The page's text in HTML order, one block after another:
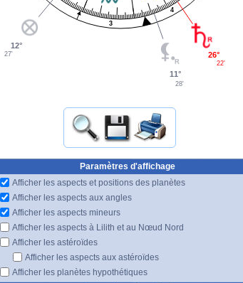
3
4
12°
27'
11°
28'
26°
22'
Paramètres d'affichage
Afficher les aspects et positions des planètes
Afficher les aspects aux angles
Afficher les aspects mineurs
Afficher les aspects à Lilith et au Nœud Nord
Afficher les astéroïdes
Afficher les aspects aux astéroïdes
Afficher les planètes hypothétiques